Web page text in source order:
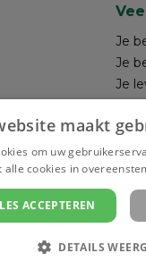
Je
Je
Je
maakt
om uw
cookies in
ACCEPTEREN
DETAILS